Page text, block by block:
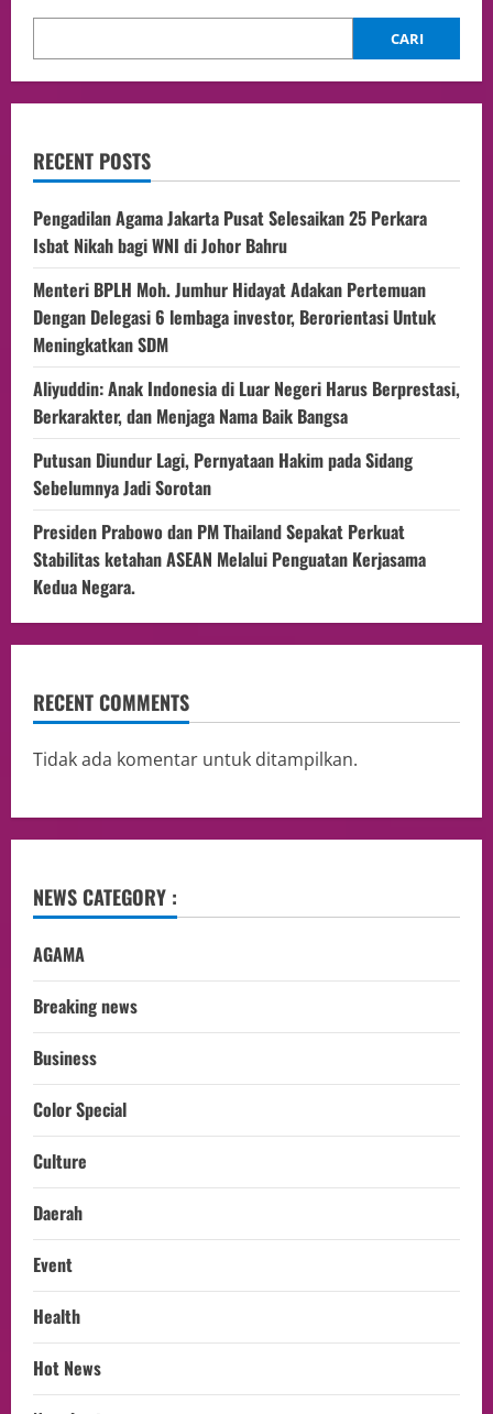
CARI
RECENT POSTS
Pengadilan Agama Jakarta Pusat Selesaikan 25 Perkara
Isbat Nikah bagi WNI di Johor Bahru
Menteri BPLH Moh. Jumhur Hidayat Adakan Pertemuan
Dengan Delegasi 6 lembaga investor, Berorientasi Untuk
Meningkatkan SDM
Aliyuddin: Anak Indonesia di Luar Negeri Harus Berprestasi,
Berkarakter, dan Menjaga Nama Baik Bangsa
Putusan Diundur Lagi, Pernyataan Hakim pada Sidang
Sebelumnya Jadi Sorotan
Presiden Prabowo dan PM Thailand Sepakat Perkuat
Stabilitas ketahan ASEAN Melalui Penguatan Kerjasama
Kedua Negara.
RECENT COMMENTS
Tidak ada komentar untuk ditampilkan.
NEWS CATEGORY :
AGAMA
Breaking news
Business
Color Special
Culture
Daerah
Event
Health
Hot News